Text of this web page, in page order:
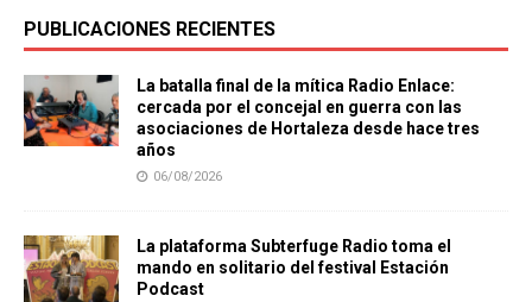
PUBLICACIONES RECIENTES
La batalla final de la mítica Radio Enlace:
cercada por el concejal en guerra con las
asociaciones de Hortaleza desde hace tres
años
06/08/2026
La plataforma Subterfuge Radio toma el
mando en solitario del festival Estación
Podcast